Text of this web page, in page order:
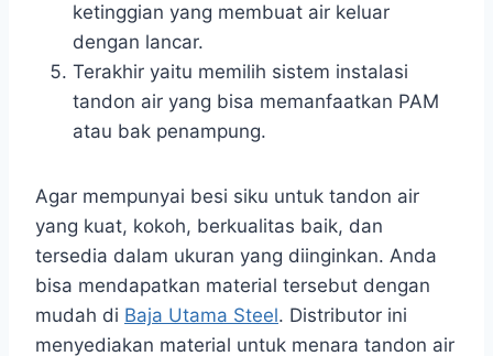
ketinggian yang membuat air keluar
dengan lancar.
Terakhir yaitu memilih sistem instalasi
tandon air yang bisa memanfaatkan PAM
atau bak penampung.
Agar mempunyai besi siku untuk tandon air
yang kuat, kokoh, berkualitas baik, dan
tersedia dalam ukuran yang diinginkan. Anda
bisa mendapatkan material tersebut dengan
mudah di Baja Utama Steel. Distributor ini
menyediakan material untuk menara tandon air